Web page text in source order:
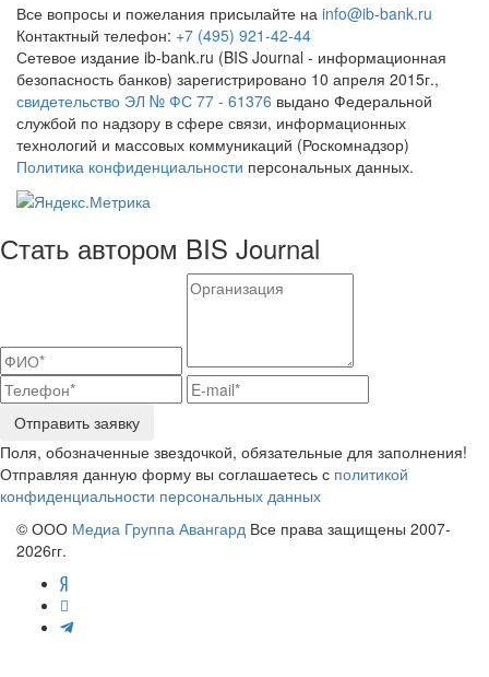
Все вопросы и пожелания присылайте на info@ib-bank.ru
Контактный телефон: +7 (495) 921-42-44
Сетевое издание ib-bank.ru (BIS Journal - информационная
безопасность банков) зарегистрировано 10 апреля 2015г.,
свидетельство ЭЛ № ФС 77 - 61376 выдано Федеральной
службой по надзору в сфере связи, информационных
технологий и массовых коммуникаций (Роскомнадзор)
Политика конфиденциальности персональных данных.
Стать автором BIS Journal
Отправить заявку
Поля, обозначенные звездочкой, обязательные для заполнения!
Отправляя данную форму вы соглашаетесь с политикой
конфиденциальности персональных данных
© ООО Медиа Группа Авангард Все права защищены 2007-
2026гг.